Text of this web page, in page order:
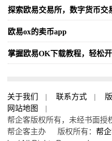
探索欧易交易所，数字货币交
欧易ox的卖币app
掌握欧易OK下载教程，轻松
关于我们 | 联系方式 |
网站地图
|
帮企客版权所有，未经书面授
帮企客主办 版权所有： 帮